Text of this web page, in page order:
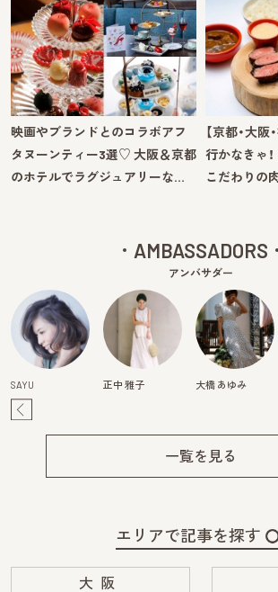
映画やブランドとのコラボアフ
タヌーンティー3選♡ 大阪＆京都
のホテルでラグジュアリーな…
【京都・大
行かなきゃ
こだわりの
AMBASSADORS
アンバサダー
SAYU 正中 雅子 大橋 あゆみ
一覧を見る
エリアで記事を探す
大阪